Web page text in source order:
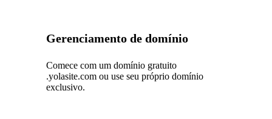
Gerenciamento de domínio
Comece com um domínio gratuito
.yolasite.com ou use seu próprio domínio
exclusivo.